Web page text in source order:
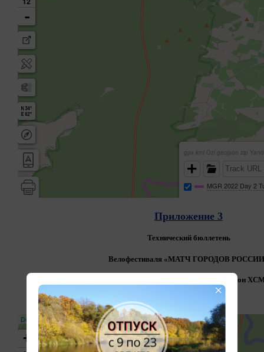
Приложение 3
Технический бюллетень
Велофестиваля «МАТЧ ГОРОДОВ
3 Этап, Горный кросс-кантри марафон
×